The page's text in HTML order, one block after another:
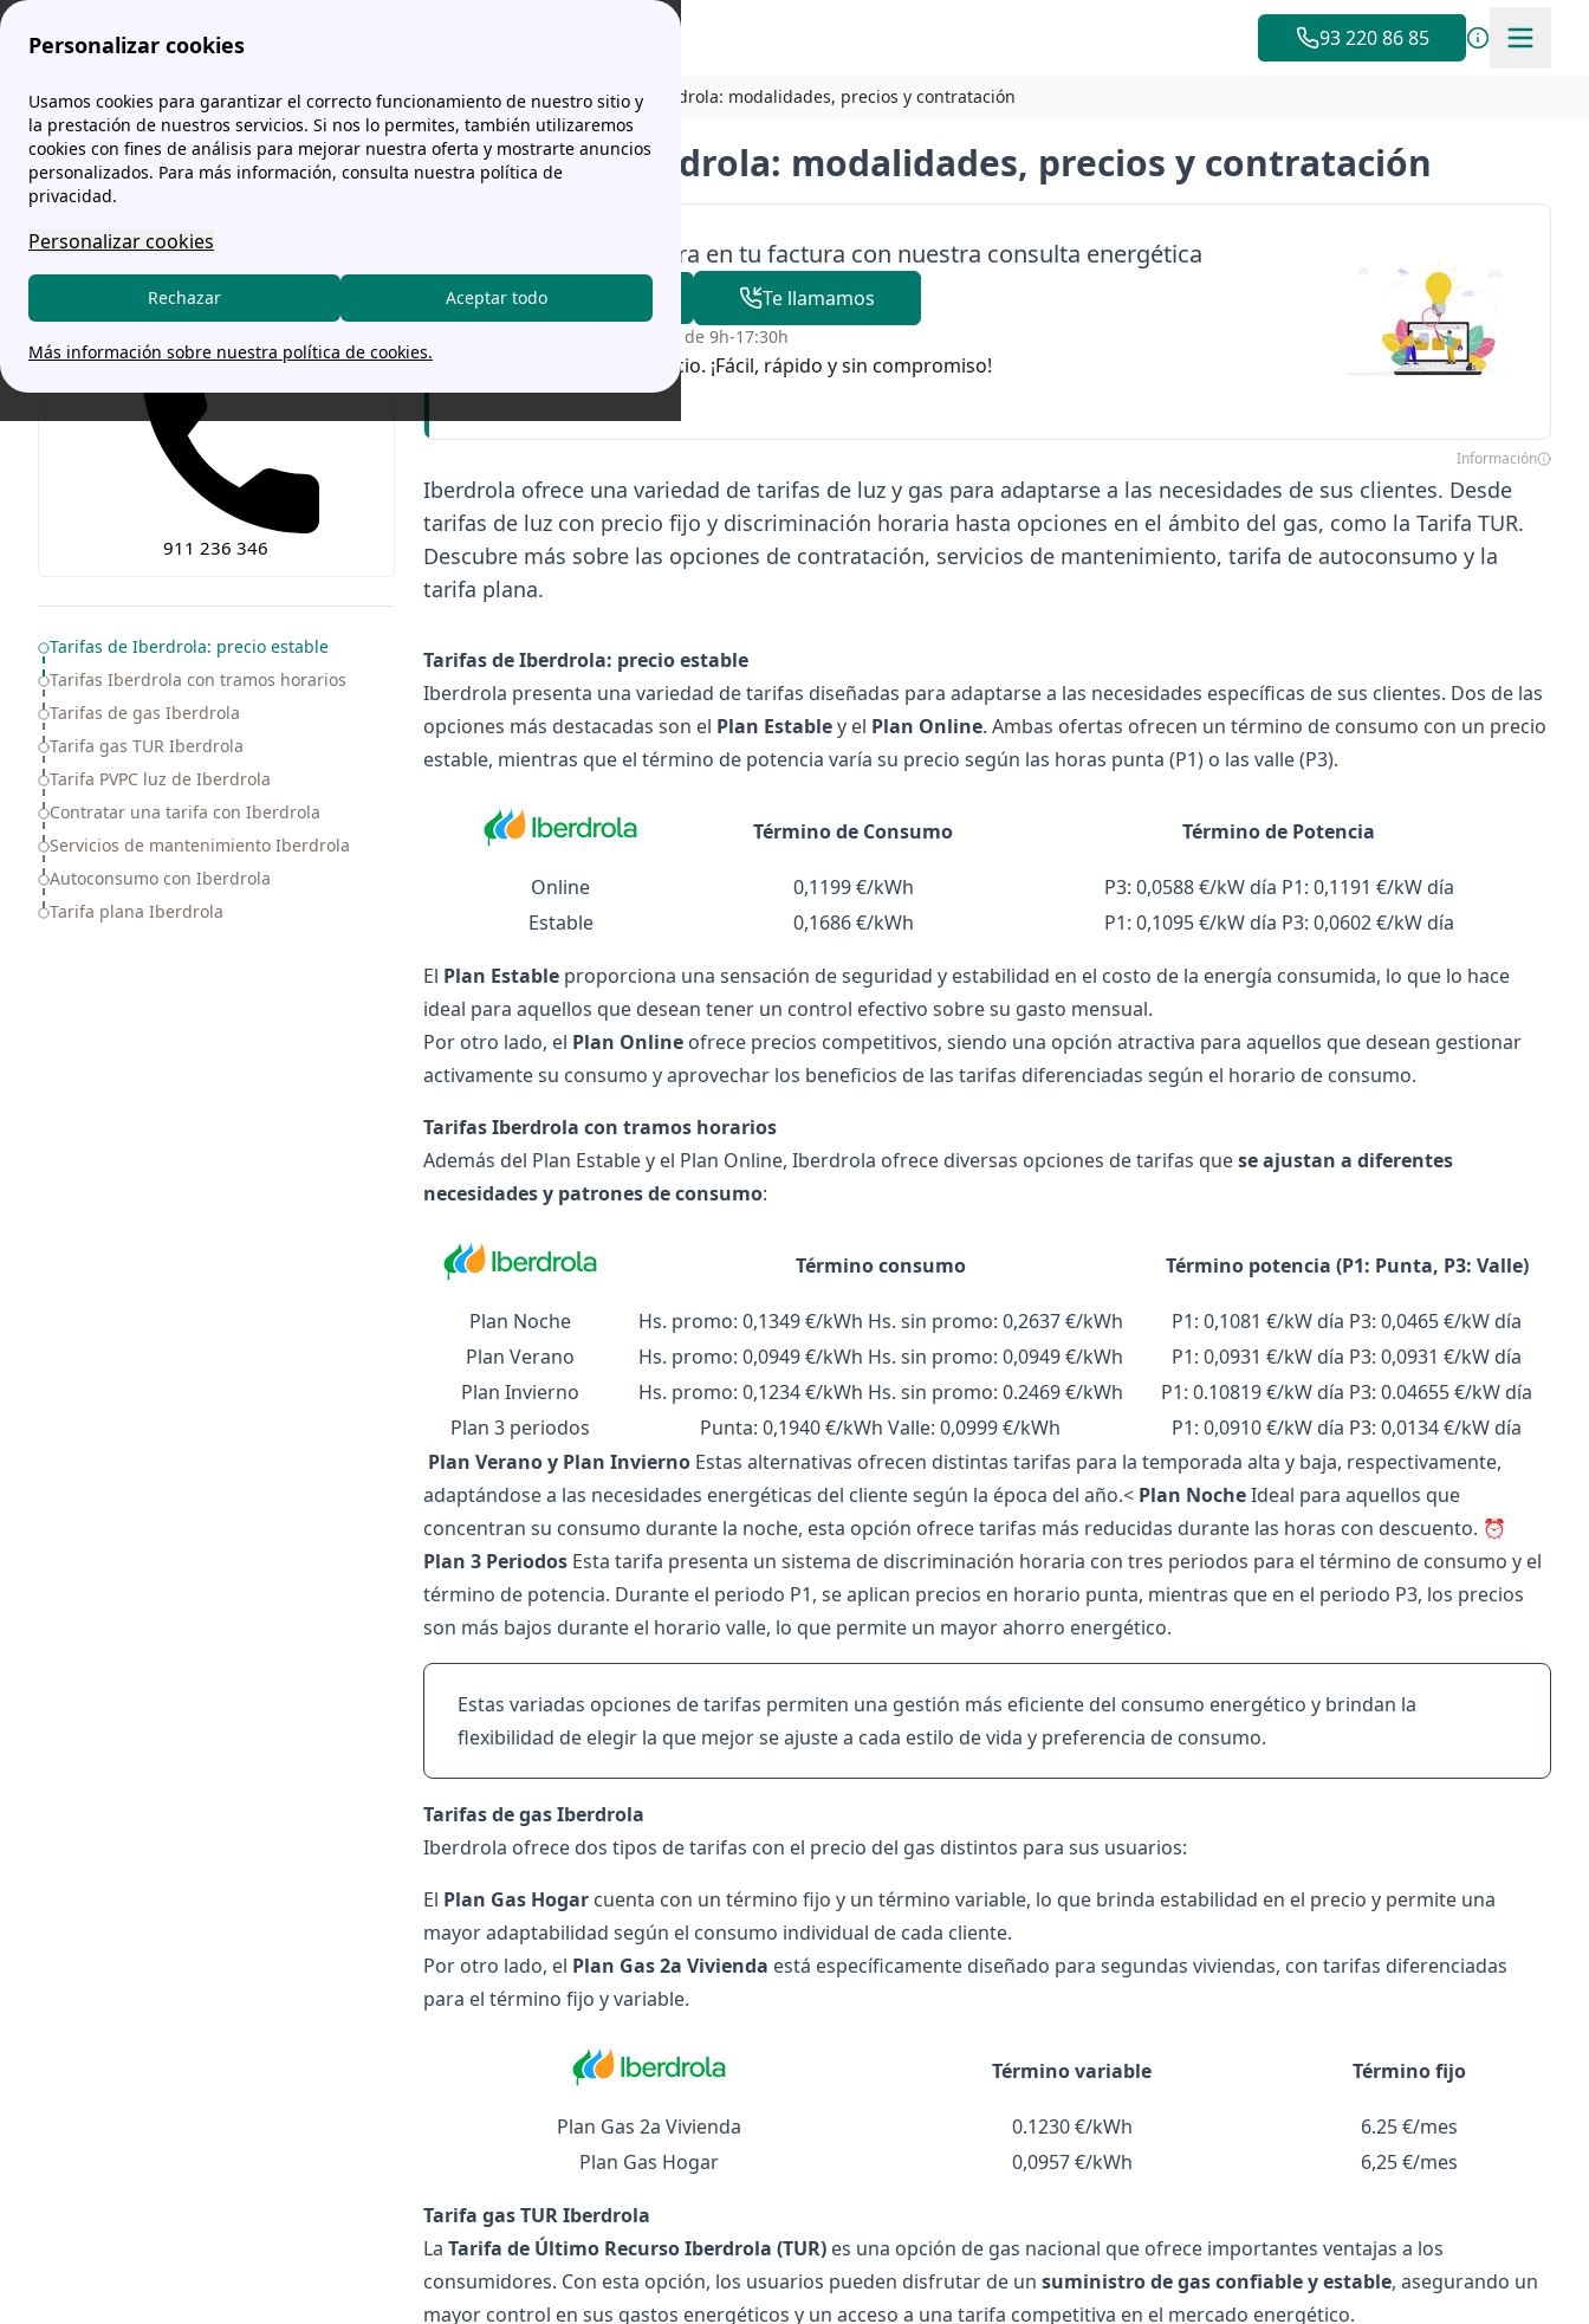
Personalizar cookies
Usamos cookies para garantizar el correcto funcionamiento de nuestro sitio y
la prestación de nuestros servicios. Si nos lo permites, también utilizaremos
cookies con fines de análisis para mejorar nuestra oferta y mostrarte anuncios
personalizados. Para más información, consulta nuestra política de
privacidad.
Personalizar cookies
Aceptar todo
Rechazar
Más información sobre nuestra política de cookies.
93 220 86 85
comparador-tarifas.es Iberdrola comercializadora de luz y gas Tarifas de Iberdrola: modalidades, precios y contratación
911 236 346
Table of Contents
Tarifas de Iberdrola: precio estable
Tarifas Iberdrola con tramos horarios
Tarifas de gas Iberdrola
Tarifa gas TUR Iberdrola
Tarifa PVPC luz de Iberdrola
Contratar una tarifa con Iberdrola
Servicios de mantenimiento Iberdrola
Autoconsumo con Iberdrola
Tarifa plana Iberdrola
Tarifas de Iberdrola: modalidades, precios y contratación
Llama ahora y ahorra en tu factura con nuestra consulta energética
Te llamamos
Lun. - Vie. de 9h-20h / Sáb. de 9h-17:30h
Confía en nuestro servicio. ¡Fácil, rápido y sin compromiso!
Información
Iberdrola ofrece una variedad de tarifas de luz y gas para adaptarse a las necesidades de sus clientes. Desde
tarifas de luz con precio fijo y discriminación horaria hasta opciones en el ámbito del gas, como la Tarifa TUR.
Descubre más sobre las opciones de contratación, servicios de mantenimiento, tarifa de autoconsumo y la
tarifa plana.
Tarifas de Iberdrola: precio estable
Iberdrola presenta una variedad de tarifas diseñadas para adaptarse a las necesidades específicas de sus clientes. Dos de las
opciones más destacadas son el Plan Establey el Plan Online. Ambas ofertas ofrecen un término de consumo con un precio
estable, mientras que el término de potencia varía su precio según las horas punta (P1) o las valle (P3).
Término de Consumo Término de Potencia
Online 0,1199 €/kWh
P3: 0,0588 €/kW día P1: 0,1191 €/kW día
Estable
0,1686 €/kWh P1: 0,1095 €/kW día P3: 0,0602 €/kW día
El Plan Estableproporciona una sensación de seguridad y estabilidad en el costo de la energía consumida, lo que lo hace
ideal para aquellos que desean tener un control efectivo sobre su gasto mensual.
Por otro lado, el Plan Onlineofrece precios competitivos, siendo una opción atractiva para aquellos que desean gestionar
activamente su consumo y aprovechar los beneficios de las tarifas diferenciadas según el horario de consumo.
Tarifas Iberdrola con tramos horarios
Además del Plan Estable y el Plan Online, Iberdrola ofrece diversas opciones de tarifas quese ajustan a diferentes
necesidades y patrones de consumo:
Término consumo Término potencia (P1: Punta, P3: Valle)
Plan Noche Hs. promo: 0,1349 €/kWh Hs. sin promo: 0,2637 €/kWh
P1: 0,1081 €/kW día P3: 0,0465 €/kW día
Plan Verano
Hs. promo: 0,0949 €/kWh Hs. sin promo: 0,0949 €/kWh
P1: 0,0931 €/kW día P3: 0,0931 €/kW día
Plan Invierno
Hs. promo: 0,1234 €/kWh Hs. sin promo: 0.2469 €/kWh
P1: 0.10819 €/kW día P3: 0.04655 €/kW día
Plan 3 periodos
Punta: 0,1940 €/kWh Valle: 0,0999 €/kWh
P1: 0,0910 €/kW día P3: 0,0134 €/kW día
️ Plan Verano y Plan Invierno Estas alternativas ofrecen distintas tarifas para la temporada alta y baja, respectivamente,
adaptándose a las necesidades energéticas del cliente según la época del año.< Plan NocheIdeal para aquellos que
concentran su consumo durante la noche, esta opción ofrece tarifas más reducidas durante las horas con descuento. ⏰
Plan 3 Periodos Esta tarifa presenta un sistema de discriminación horaria con tres periodos para el término de consumo y el
término de potencia. Durante el periodo P1, se aplican precios en horario punta, mientras que en el periodo P3, los precios
son más bajos durante el horario valle, lo que permite un mayor ahorro energético.
Estas variadas opciones de tarifas permiten una gestión más eficiente del consumo energético y brindan la
flexibilidad de elegir la que mejor se ajuste a cada estilo de vida y preferencia de consumo.
Tarifas de gas Iberdrola
Iberdrola ofrece dos tipos de tarifas con el precio del gas distintos para sus usuarios:
El Plan Gas Hogarcuenta con un término fijo y un término variable, lo que brinda estabilidad en el precio y permite una
mayor adaptabilidad según el consumo individual de cada cliente.
Por otro lado, el Plan Gas 2a Vivienda está específicamente diseñado para segundas viviendas, con tarifas diferenciadas
para el término fijo y variable.
Término variable Término fijo
Plan Gas 2a Vivienda 0.1230 €/kWh
6.25 €/mes
Plan Gas Hogar
0,0957 €/kWh 6,25 €/mes
Tarifa gas TUR Iberdrola
La Tarifa de Último Recurso Iberdrola (TUR)es una opción de gas nacional que ofrece importantes ventajas a los
consumidores. Con esta opción, los usuarios pueden disfrutar de un suministro de gas confiable y estable, asegurando un
mayor control en sus gastos energéticos y un acceso a una tarifa competitiva en el mercado energético.